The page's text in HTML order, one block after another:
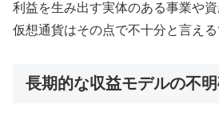
利益を生み出す実体のある事業や資
仮想通貨はその点で不十分と言える
長期的な収益モデルの不明